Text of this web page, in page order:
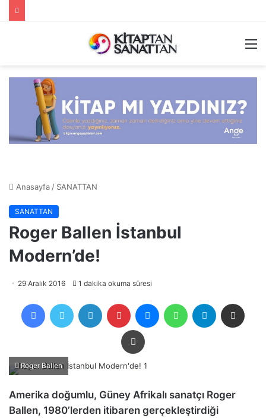
Anasayfa / SANATTAN
SANATTAN
Roger Ballen İstanbul
Modern’de!
29 Aralık 2016 1 dakika okuma süresi
FacebookTwitter LinkedIn Pinterest MessengerWhatsAppTelegram
Yazdır
Roger Ballen
Amerika doğumlu, Güney Afrikalı sanatçı Roger
Ballen, 1980’lerden itibaren gerçekleştirdiği